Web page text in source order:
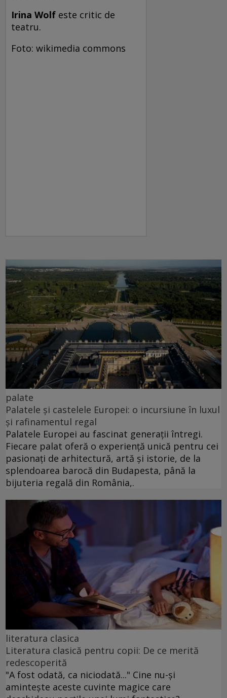
Irina Wolf este critic de
teatru.
Foto: wikimedia commons
palate
Palatele și castelele Europei: o incursiune în luxul
și rafinamentul regal
Palatele Europei au fascinat generații întregi.
Fiecare palat oferă o experiență unică pentru cei
pasionați de arhitectură, artă și istorie, de la
splendoarea barocă din Budapesta, până la
bijuteria regală din România,.
literatura clasica
Literatura clasică pentru copii: De ce merită
redescoperită
"A fost odată, ca niciodată..." Cine nu-și
amintește aceste cuvinte magice care